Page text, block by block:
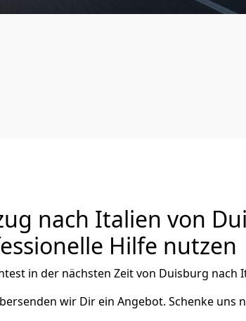
nach Italien von
Hilfe nutzen
in der nächsten Zeit von Duisburg nach
wir Dir ein Angebot. Schenke uns